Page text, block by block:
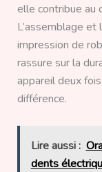
elle contribue au
L’assemblage
impression de
rassure sur la
appareil deux
différence.
Lire aussi :
dents